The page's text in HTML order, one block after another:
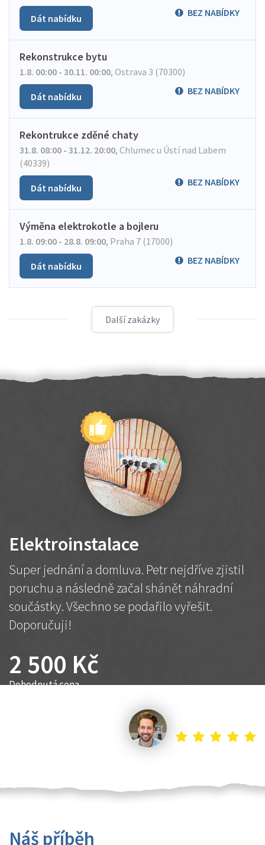
BEZ NABÍDKY
Dát nabídku
Rekonstrukce bytu
1.8. 00:00 - 30.11. 00:00, Ostrava 3 (70300)
BEZ NABÍDKY
Dát nabídku
Rekontrukce zděné chaty
31.8. 08:00 - 31.12. 20:00, Chlumec u Ústí nad Labem
(40339)
BEZ NABÍDKY
Dát nabídku
Výměna elektrokotle a bojleru
1.8. 09:00 - 28.8. 09:00, Praha 7 (17000)
BEZ NABÍDKY
Dát nabídku
Další zakázky
Elektroinstalace
Super jednání a domluva. Petr nejdříve zjistil
poruchu a následně začal shánět náhradní
součástky. Všechno se podařilo vyřešit.
Doporučuji!
2 500 Kč
Dohodnutá cena
Náš příběh